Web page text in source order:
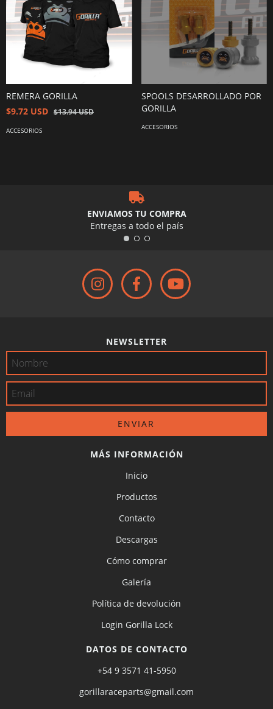
REMERA GORILLA
$9.72 USD $13.94 USD
ACCESORIOS
SPOOLS DESARROLLADO POR
GORILLA
ACCESORIOS
ENVIAMOS TU COMPRA
Entregas a todo el país
NEWSLETTER
MÁS INFORMACIÓN
Inicio
Productos
Contacto
Descargas
Cómo comprar
Galería
Política de devolución
Login Gorilla Lock
DATOS DE CONTACTO
+54 9 3571 41-5950
gorillaraceparts@gmail.com